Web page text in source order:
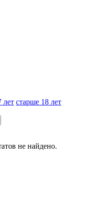
лет старше 18 лет
не найдено.